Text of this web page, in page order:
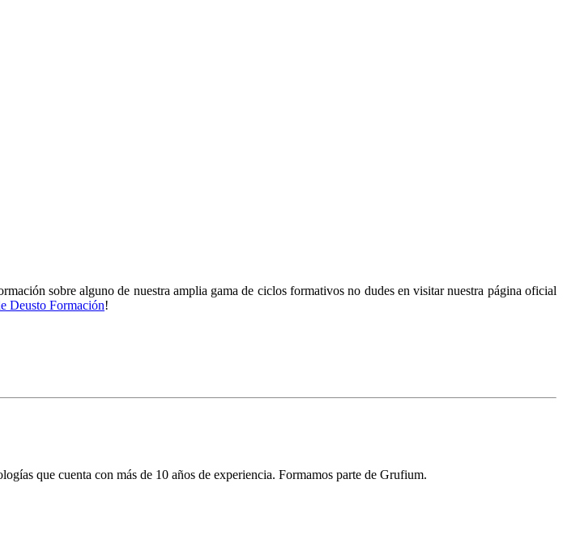
sobre alguno de nuestra amplia gama de ciclos formativos no dudes en visitar nuestra página oficial
Deusto Formación!
que cuenta con más de 10 años de experiencia. Formamos parte de Grufium.